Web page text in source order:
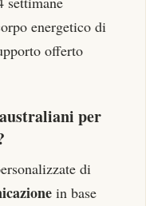
energetico di
offerto
per
di
in base